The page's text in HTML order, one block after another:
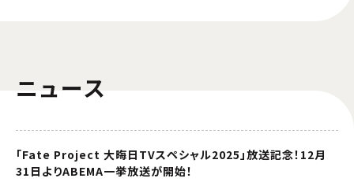
ニュース
「Fate Project 大晦日TVスペシャル2025」放送記念！12月
31日よりABEMA一挙放送が開始！